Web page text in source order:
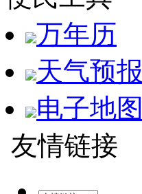
万年历
天气预报
电子地图
友情链接